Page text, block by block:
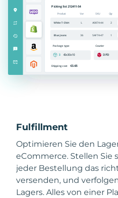
Fulfillment
Optimieren Sie den
eCommerce. Stellen Sie
jeder Bestellung das
versenden, und
Lagers. Alles von einer